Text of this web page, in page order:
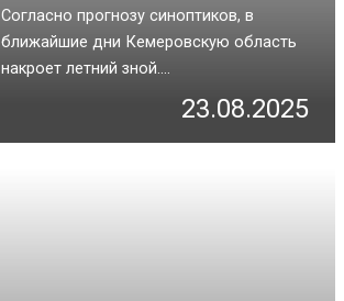
Согласно прогнозу синоптиков, в
ближайшие дни Кемеровскую область
накроет летний зной....
23.08.2025